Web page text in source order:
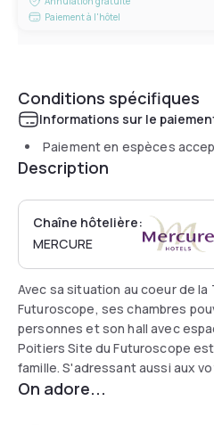
Paiement à l'hôtel
Conditions spécifiques
Informations sur le
Paiement en espèces
Description
Chaîne hôtelière:
MERCURE
Avec sa situation au coeur de la
Futuroscope, ses chambres
personnes et son hall avec
Poitiers Site du Futuroscope
famille. S'adressant aussi aux
hôtel à Chasseneuil-du-Poitou
On adore...